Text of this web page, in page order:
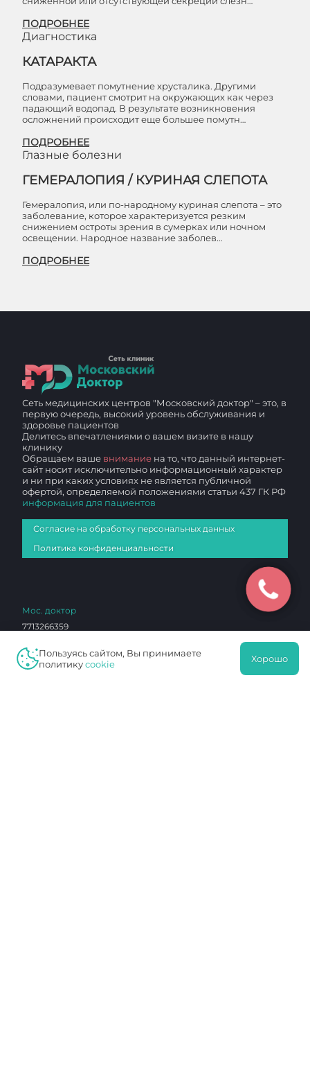
ПОДРОБНЕЕ
Диагностика
КАТАРАКТА
Подразумевает помутнение хрусталика. Другими
словами, пациент смотрит на окружающих как через
падающий водопад. В результате возникновения
осложнений происходит еще большее помутн…
ПОДРОБНЕЕ
Глазные болезни
ГЕМЕРАЛОПИЯ / КУРИНАЯ СЛЕПОТА
Гемералопия, или по-народному куриная слепота – это
заболевание, которое характеризуется резким
снижением остроты зрения в сумерках или ночном
освещении. Народное название заболев…
ПОДРОБНЕЕ
Сеть медицинских центров "Московский доктор" – это, в
первую очередь, высокий уровень обслуживания и
здоровье пациентов
Делитесь впечатлениями о вашем визите в нашу
клинику
Обращаем ваше внимание на то, что данный интернет-
сайт носит исключительно информационный характер
и ни при каких условиях не является публичной
офертой, определяемой положениями статьи 437 ГК РФ
информация для пациентов
Согласие на обработку персональных данных
Политика конфиденциальности
Мос. доктор
7713266359
53778165Пользуясь сайтом, Вы принимаете
политикуcookie Хорошо